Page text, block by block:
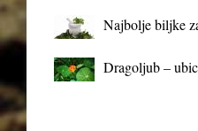
Najbolje biljke
Dragoljub –